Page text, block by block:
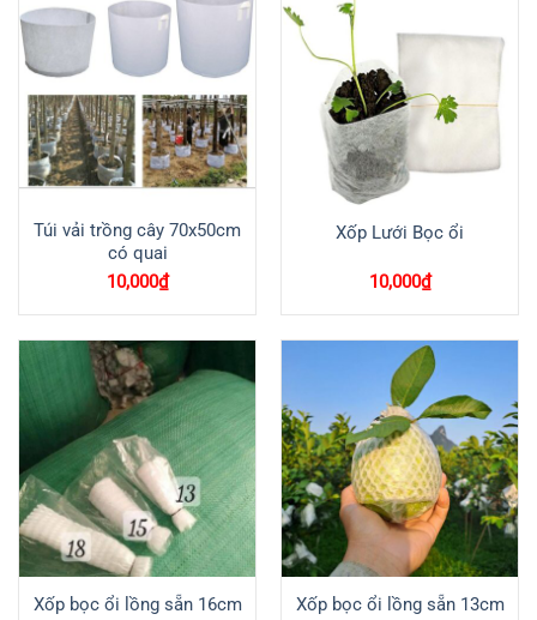
Túi vải trồng cây 70x50cm
có quai
10,000₫
Xốp Lưới Bọc ổi
10,000₫
Xốp bọc ổi lồng sẵn 16cm
Xốp bọc ổi lồng sẵn 13cm